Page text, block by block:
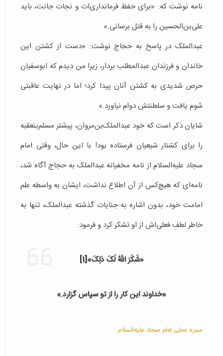
نامه نوشت که: «برای حفظ فرمانداری‌ات و نجات جانت، باید
علی‌بن‌الحسین را به قتل برسانی.»
عبدالملک در پاسخ به حجاج نوشت: «دست از کشتن این
خاندان و فرزندان عبدالمطلب بردار، زیرا من دیدم که ابوسفیان
حرص شدیدی به کشتن آنان پیدا کرد؛ اما در نهایت عاقبتی
شوم یافت و سلطنتش دوام نیاورد.»
شایان ذکر است که خود عبدالملک‌بن‌مروان، پیشتر مسلم‌بن‎عقبه
را برای کشتار شیعیان فرستاده بود! با این حال، وقتی امام
سجاد علیه‌السلام از نامه مخفیانه عبدالملک به حجاج آگاه شد،
نامه‌ای که هیچ‌کس از آن اطلاع نداشت، ایشان به واسطه علم
امامت خود، بدون اشاره به جنایات گذشته عبدالملک، تنها به
خاطر لطف فعلی‌اش از او تشکر کرد و فرمود:
«شَکَرَ اللّهُ لَکَ ذلِکَ»[1]
«خداوند این کار را از تو سپاس گزارد.»
سیره عملی امام سجاد علیه‌السلام